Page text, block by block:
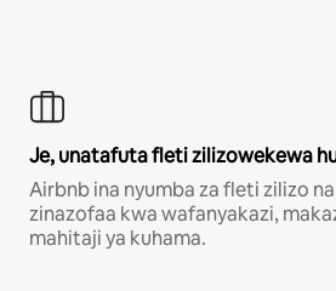
Je, unatafuta fleti zilizowekewa
Airbnb ina nyumba za fleti zilizo
zinazofaa kwa wafanyakazi,
mahitaji ya kuhama.